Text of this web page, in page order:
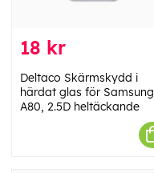
18 kr
Deltaco Skärmskydd i
härdat glas för Samsung
A80, 2.5D heltäckande